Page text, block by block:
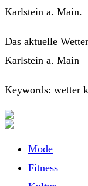
Karlstein a. Main.
Das aktuelle
Karlstein a. Main
Keywords: wetter
Mode
Fitness